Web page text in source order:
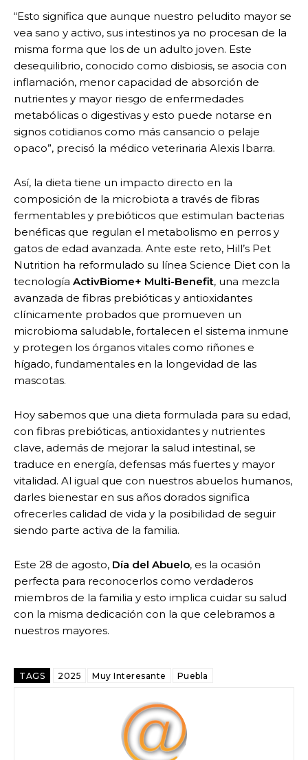
“Esto significa que aunque nuestro peludito mayor se
vea sano y activo, sus intestinos ya no procesan de la
misma forma que los de un adulto joven. Este
desequilibrio, conocido como disbiosis, se asocia con
inflamación, menor capacidad de absorción de
nutrientes y mayor riesgo de enfermedades
metabólicas o digestivas y esto puede notarse en
signos cotidianos como más cansancio o pelaje
opaco”, precisó la médico veterinaria Alexis Ibarra.
Así, la dieta tiene un impacto directo en la
composición de la microbiota a través de fibras
fermentables y prebióticos que estimulan bacterias
benéficas que regulan el metabolismo en perros y
gatos de edad avanzada. Ante este reto, Hill’s Pet
Nutrition ha reformulado su línea Science Diet con la
tecnología ActivBiome+ Multi-Benefit, una mezcla
avanzada de fibras prebióticas y antioxidantes
clínicamente probados que promueven un
microbioma saludable, fortalecen el sistema inmune
y protegen los órganos vitales como riñones e
hígado, fundamentales en la longevidad de las
mascotas.
Hoy sabemos que una dieta formulada para su edad,
con fibras prebióticas, antioxidantes y nutrientes
clave, además de mejorar la salud intestinal, se
traduce en energía, defensas más fuertes y mayor
vitalidad. Al igual que con nuestros abuelos humanos,
darles bienestar en sus años dorados significa
ofrecerles calidad de vida y la posibilidad de seguir
siendo parte activa de la familia.
Este 28 de agosto, Día del Abuelo, es la ocasión
perfecta para reconocerlos como verdaderos
miembros de la familia y esto implica cuidar su salud
con la misma dedicación con la que celebramos a
nuestros mayores.
TAGS 2025 Muy Interesante Puebla